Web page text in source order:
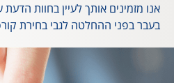
אנו מזמינים אותך לעיין בחוות
בעבר בפני ההחלטה לגבי בחירת